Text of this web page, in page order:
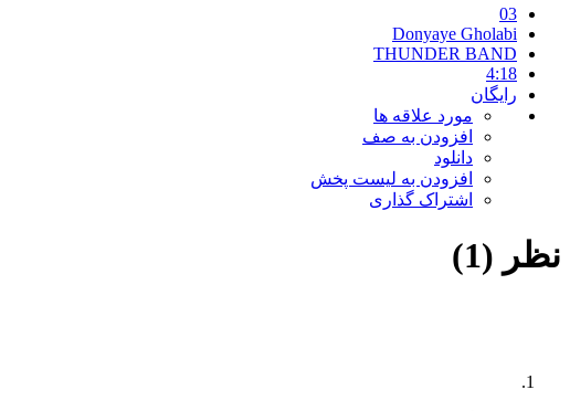
03
Donyaye Gholabi
THUNDER BAND
4:18
رایگان
مورد علاقه ها
افزودن به صف
دانلود
افزودن به لیست پخش
اشتراک گذاری
نظر (1)